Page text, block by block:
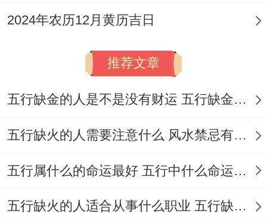
方），以免触犯禁忌...封顶当日，主人需准
备丰盛祭品；祭祀土地神明，以谢土恩,祈求
后续入住平安顺遂！
封顶注意事项
你猜怎么着?肖适配在领域 ,除各吉日非常指
午年运势较佳 可多参与主导！能量强化可于
建筑四角埋设「祥安阁泰山石敢当」或朱砂
2024年农历12月黄历吉日
推荐文章
五行缺金的人是不是没有财运 五行缺金的人命运好不好
五行缺火的人需要注意什么 风水禁忌有哪些
五行属什么的命运最好 五行中什么命运势旺盛
五行缺火的人适合从事什么职业 五行缺火的人适合从事的职业有哪些